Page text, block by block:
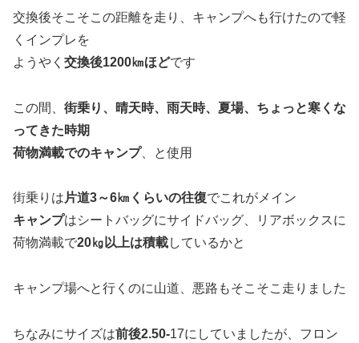
交換後そこそこの距離を走り、キャンプへも行けたので軽
くインプレを
ようやく 交換後1200㎞ほどです
この間、 街乗り、晴天時、雨天時、夏場、ちょっと寒くな
ってきた時期
荷物満載でのキャンプ、と使用
街乗りは 片道3～6㎞くらいの往復でこれがメイン
キャンプはシートバッグにサイドバッグ、リアボックスに
荷物満載で20㎏以上は積載しているかと
キャンプ場へと行くのに山道、悪路もそこそこ走りました
ちなみにサイズは前後2.50-17にしていましたが、フロン